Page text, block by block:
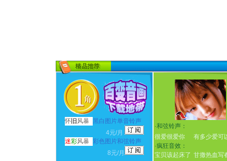
怀 旧 风暴
黑白图片单音铃声
4元/月
迷彩风暴 彩色图片和弦铃声
8元/月
·和弦铃声：
很爱很爱你
有多少爱可
·疯狂音效：
宝贝该起床了 甘撒热血写